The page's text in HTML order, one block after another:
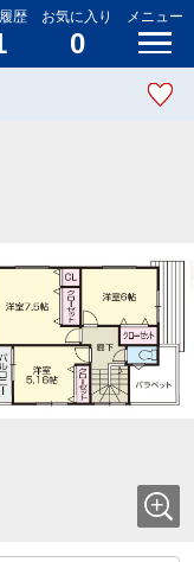
歴 お気に入り
0
メニュー